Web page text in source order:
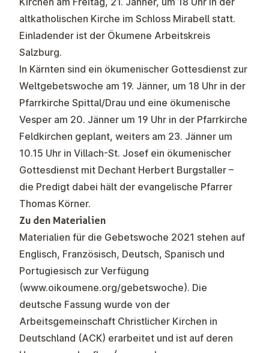
altkatholischen Kirche im Schloss Mirabell statt.
Einladender ist der Ökumene Arbeitskreis
Salzburg.
In Kärnten sind ein ökumenischer Gottesdienst zur
Weltgebetswoche am 19. Jänner, um 18 Uhr in der
Pfarrkirche Spittal/Drau und eine ökumenische
Vesper am 20. Jänner um 19 Uhr in der Pfarrkirche
Feldkirchen geplant, weiters am 23. Jänner um
10.15 Uhr in Villach-St. Josef ein ökumenischer
Gottesdienst mit Dechant Herbert Burgstaller –
die Predigt dabei hält der evangelische Pfarrer
Thomas Körner.
Zu den Materialien
Materialien für die Gebetswoche 2021 stehen auf
Englisch, Französisch, Deutsch, Spanisch und
Portugiesisch zur Verfügung
(www.oikoumene.org/gebetswoche). Die
deutsche Fassung wurde von der
Arbeitsgemeinschaft Christlicher Kirchen in
Deutschland (ACK) erarbeitet und ist auf deren